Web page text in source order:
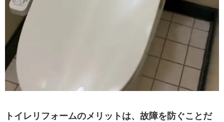
トイレリフォームのメリットは、故障を防ぐことだ